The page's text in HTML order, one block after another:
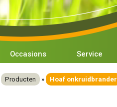
Occasions Service
Producten » Hoaf onkruidbrander